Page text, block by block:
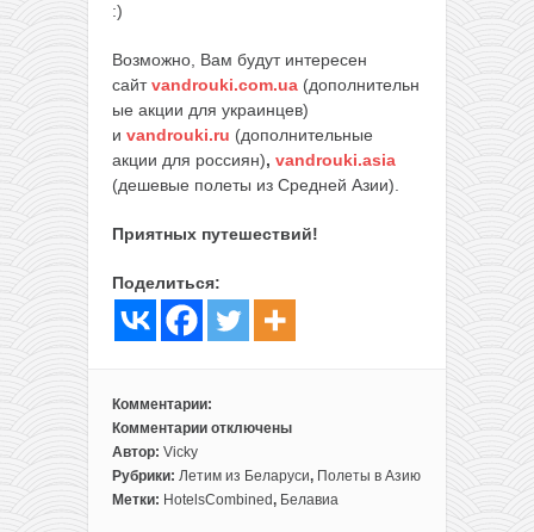
:)
Возможно, Вам будут интересен
сайтvandrouki.com.ua (дополнительн
ые акции для украинцев)
и vandrouki.ru (дополнительные
акции для россиян), vandrouki.asia
(дешевые полеты из Средней Азии).
Приятных путешествий!
Поделиться:
Комментарии:
Комментарии
к
записи
Готовое
отключены
Автор: Vicky
Рубрики: Летим из Беларуси, Полеты в Азию
Метки: HotelsCombined, Белавиа